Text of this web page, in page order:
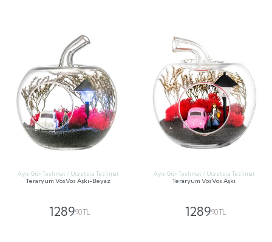
Aynı Gün Teslimat / Ücretsiz Teslimat
Teraryum VosVos Aşkı-Beyaz
1289,90 TL
Aynı Gün Teslimat / Ücretsiz Teslimat
Teraryum VosVos Aşkı
1289,90 TL